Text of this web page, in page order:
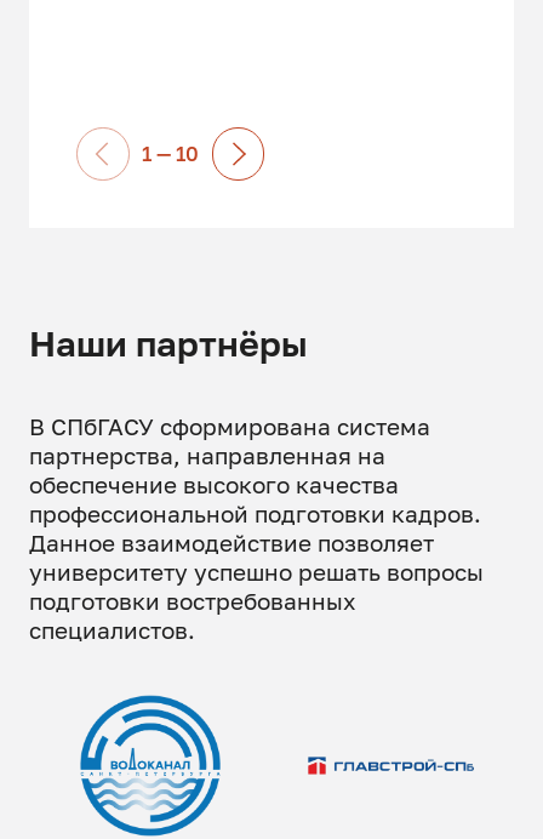
1 — 10
Наши партнёры
В СПбГАСУ сформирована система
партнерства, направленная на
обеспечение высокого качества
профессиональной подготовки кадров.
Данное взаимодействие позволяет
университету успешно решать вопросы
подготовки востребованных
специалистов.